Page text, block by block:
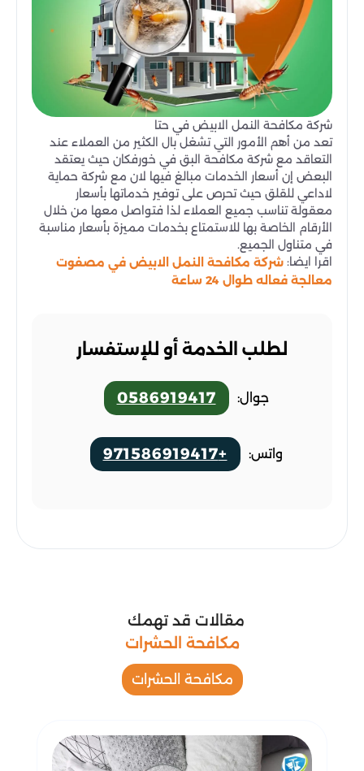
شركة مكافحة النمل الابيض في حتا
تعد من أهم الأمور التي تشغل بال الكثير من العملاء عند
التعاقد مع شركة مكافحة البق في خورفكان حيث يعتقد
البعض إن أسعار الخدمات مبالغ فيها لان مع شركة حماية
لاداعي للقلق حيث تحرص على توفير خدماتها بأسعار
معقولة تناسب جميع العملاء لذا فتواصل معها من خلال
الأرقام الخاصة بها للاستمتاع بخدمات مميزة بأسعار مناسبة
في متناول الجميع.
اقرا ايضا: شركة مكافحة النمل الابيض في مصفوت
معالجة فعاله طوال 24 ساعة
لطلب الخدمة أو للإستفسار
جوال: 0586919417
واتس: +971586919417
مقالات قد تهمك
مكافحة الحشرات
مكافحة الحشرات